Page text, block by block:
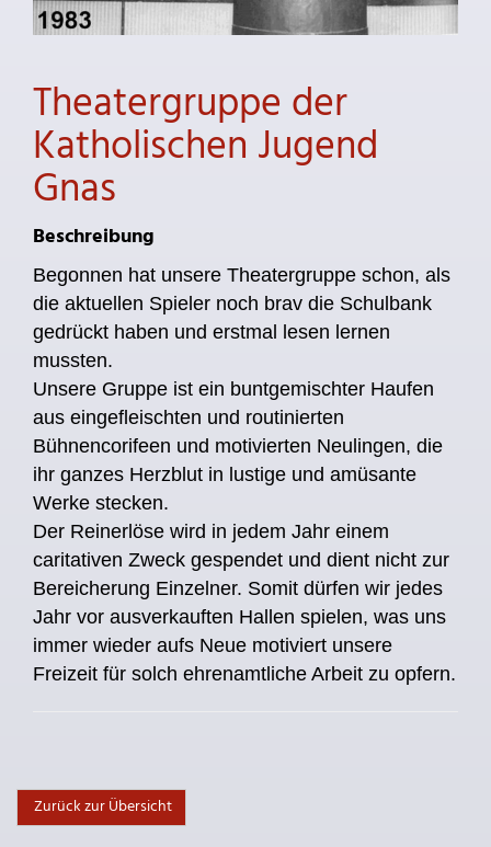
Theatergruppe der
Katholischen Jugend
Gnas
Beschreibung
Begonnen hat unsere Theatergruppe schon, als
die aktuellen Spieler noch brav die Schulbank
gedrückt haben und erstmal lesen lernen
mussten.
Unsere Gruppe ist ein buntgemischter Haufen
aus eingefleischten und routinierten
Bühnencorifeen und motivierten Neulingen, die
ihr ganzes Herzblut in lustige und amüsante
Werke stecken.
Der Reinerlöse wird in jedem Jahr einem
caritativen Zweck gespendet und dient nicht zur
Bereicherung Einzelner. Somit dürfen wir jedes
Jahr vor ausverkauften Hallen spielen, was uns
immer wieder aufs Neue motiviert unsere
Freizeit für solch ehrenamtliche Arbeit zu opfern.
Zurück zur Übersicht